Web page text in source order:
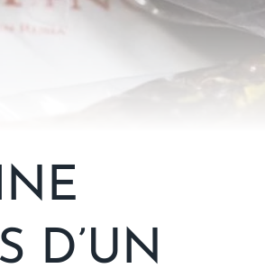
D’UN